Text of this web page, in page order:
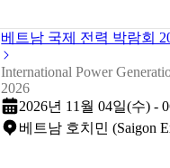
베트남 국제 전력 박람회
International Power
2026
2026년 11월 04일(수) -
베트남 호치민 (Saigon